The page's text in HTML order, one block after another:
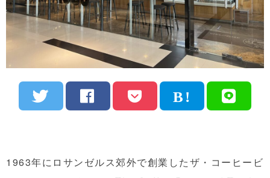
1963年にロサンゼルス郊外で創業したザ・コーヒービ